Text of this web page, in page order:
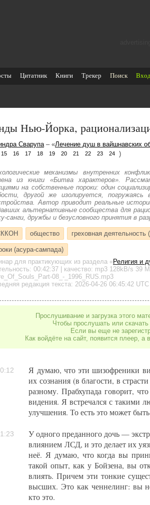
Цитатник Книги Трекер Поиск Вход
Нью-Йорка,
Сварупа – «Лечение душ в вайшнавских
15 16 17 18 19 20 21 22 23 24 )
механизмы внутренних
из книги «Битва характеров».
на собственные пороки: один
другой же изолируется,
Автор приводит реальные
альтернативные сообщества для
санги, дружбы и безусловного принятия в
общество греховная деятельность
(асура-сампада)
для практикующих из раздела «Религия и
00:42:37 | качество: mp3 128kB/s 39
08_-_1996_RUS.mp3
редакция текста: 2026-04-26 06:45:42 UTC
Прослушивание и загрузка этого
Чтобы прослушать или
Если вы еще не
Как войдёте на сайт, появится плеер,
Я думаю, что эти шизофреники
их сознания (в благости, в
разному. Прабхупада говорит,
видения. Я встречался с такими
улучшения. То есть это может
У одного преданного дочь —
влиянием ЛСД, и это делает их
неё. Я думаю, что когда вы
такой опыт, как у Бойзена, вы
влиять. Причем эти тонкие
высших. Это как ченнелинг: вы
кто это.